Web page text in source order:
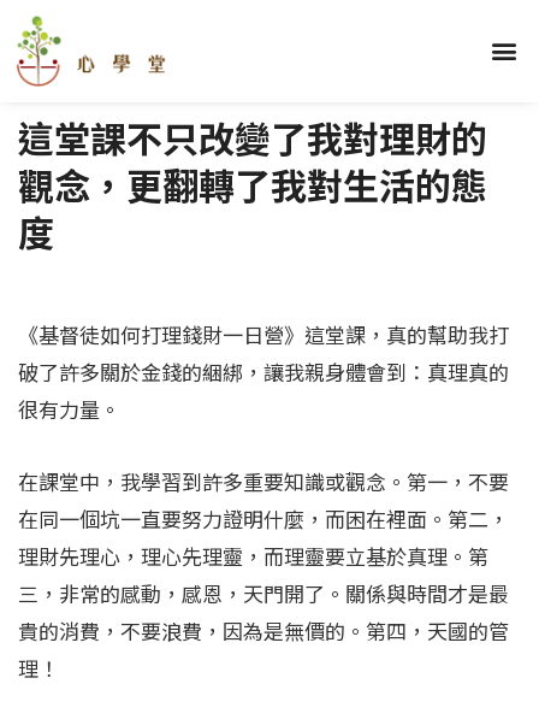
選
這堂課不只改變了我對理財的
觀念，更翻轉了我對生活的態
度
《基督徒如何打理錢財一日營》這堂課，真的幫助我打
破了許多關於金錢的綑綁，讓我親身體會到：真理真的
很有力量。
在課堂中，我學習到許多重要知識或觀念。第一，不要
在同一個坑一直要努力證明什麼，而困在裡面。第二，
理財先理心，理心先理靈，而理靈要立基於真理。第
三，非常的感動，感恩，天門開了。關係與時間才是最
貴的消費，不要浪費，因為是無價的。第四，天國的管
理！